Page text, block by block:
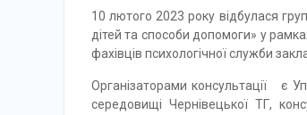
10 лютого 2023 року відбулася
дітей та способи допомоги» у
фахівців психологічної служби
Організаторами консультації є
середовищі Чернівецької ТГ,